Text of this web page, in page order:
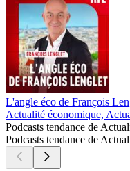
L'angle éco de François
Actualité économique,
Podcasts tendance de
Podcasts tendance de